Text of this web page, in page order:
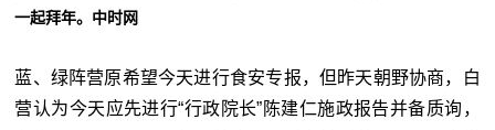
一起拜年。中时网
蓝、绿阵营原希望今天进行食安专报，但昨天朝野协商，白
营认为今天应先进行“行政院长”陈建仁施政报告并备质询，